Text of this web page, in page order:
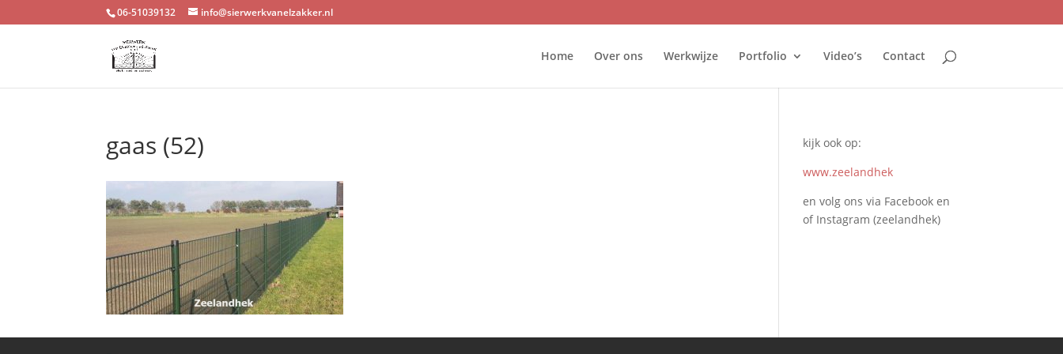
06-51039132 info@sierwerkvanelzakker.nl
Home Over ons Werkwijze Portfolio Video’s Contact
gaas (52)
kijk ook op:
www.zeelandhek
en volg ons via Facebook en
of Instagram (zeelandhek)